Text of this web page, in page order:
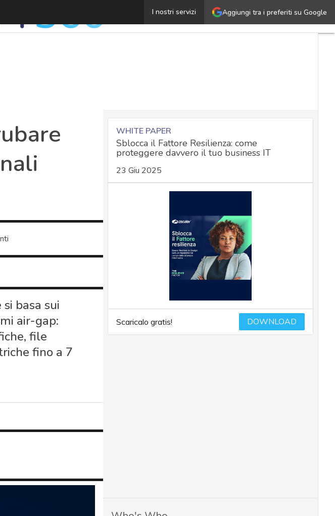
Aggiungi tra i preferiti su Google
I nostri servizi
RAMBO: l’attacco air-gap per rubare segreti dai PC
basa sui
air-gap:
file
fino a 7
WHITE PAPER
Sblocca il Fattore Resilienza: come
proteggere davvero il tuo business IT
23 Giu 2025
Scaricalo gratis! DOWNLOAD